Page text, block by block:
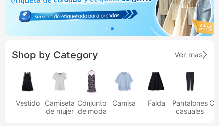
Shop by Category Ver más
Vestido
Camiseta
de mujer
Conjunto
de moda
Camisa Falda
Pantalones
casuales